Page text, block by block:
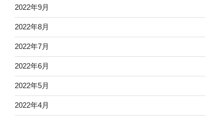
2022年9月
2022年8月
2022年7月
2022年6月
2022年5月
2022年4月